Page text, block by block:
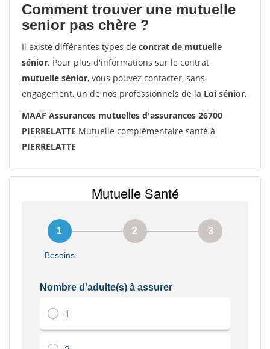
Comment trouver une mutuelle
senior pas chère ?
Il existe différentes types de contrat de mutuelle
sénior. Pour plus d'informations sur le contrat
mutuelle sénior, vous pouvez contacter, sans
engagement, un de nos professionnels de la Loi sénior.
MAAF Assurances mutuelles d'assurances 26700
PIERRELATTE Mutuelle complémentaire santé à
PIERRELATTE